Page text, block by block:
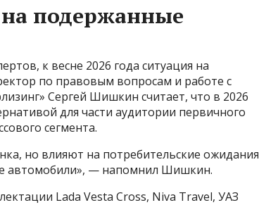
подержанные
к весне 2026 года ситуация на
по правовым вопросам и работе с
Сергей Шишкин считает, что в 2026
для части аудитории первичного
сегмента.
но влияют на потребительские ожидания
автомобили», — напомнил Шишкин.
Lada Vesta Cross, Niva Travel, УАЗ